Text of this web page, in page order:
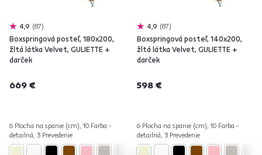
4,9 87
Boxspringová posteľ, 180x200,
žltá látka Velvet, GULIETTE +
darček
669 €
6 Plocha na spanie (cm), 10 Farba -
detailná, 3 Prevedenie
4,9 87
Boxspringová posteľ, 140x200,
žltá látka Velvet, GULIETTE +
darček
598 €
6 Plocha na spanie (cm), 10 Farba -
detailná, 3 Prevedenie